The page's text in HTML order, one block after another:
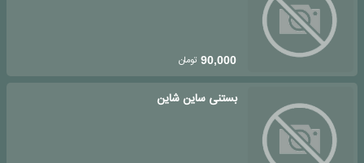
90,000 تومان
بستنی ساین شاین